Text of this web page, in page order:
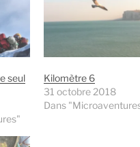
seul
Kilomètre 6
31 octobre 2018
Dans